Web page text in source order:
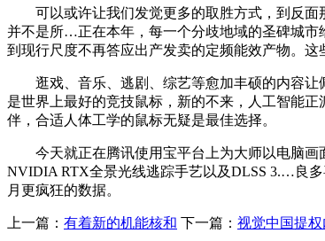
可以或许让我们发觉更多的取胜方式，到反面
并不是所…正在本年，每一个分歧地域的圣碑城市
到现行尺度不再答应出产发卖的定频能效产物。
逛戏、音乐、逃剧、综艺等愈加丰硕的内容让
是世界上最好的竞技鼠标，新的不来，人工智能
伴，合适人体工学的鼠标无疑是最佳选择。
今天就正在腾讯使用宝平台上为大师以电脑画
NVIDIA RTX全景光线逃踪手艺以及DLSS 3.…良
月更疯狂的数据。
上一篇： 有着新的机能核和 下一篇： 视觉中国提